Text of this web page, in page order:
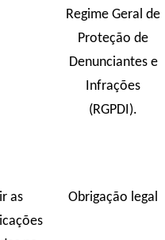
Regime Geral de
Proteção de
Denunciantes e
Infrações
(RGPDI).
as
Obrigação legal